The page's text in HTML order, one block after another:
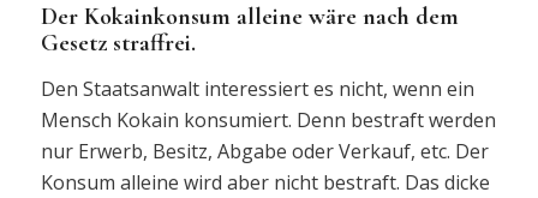
Der Kokainkonsum alleine wäre nach dem
Gesetz straffrei.
Den Staatsanwalt interessiert es nicht, wenn ein
Mensch Kokain konsumiert. Denn bestraft werden
nur Erwerb, Besitz, Abgabe oder Verkauf, etc. Der
Konsum alleine wird aber nicht bestraft. Das dicke